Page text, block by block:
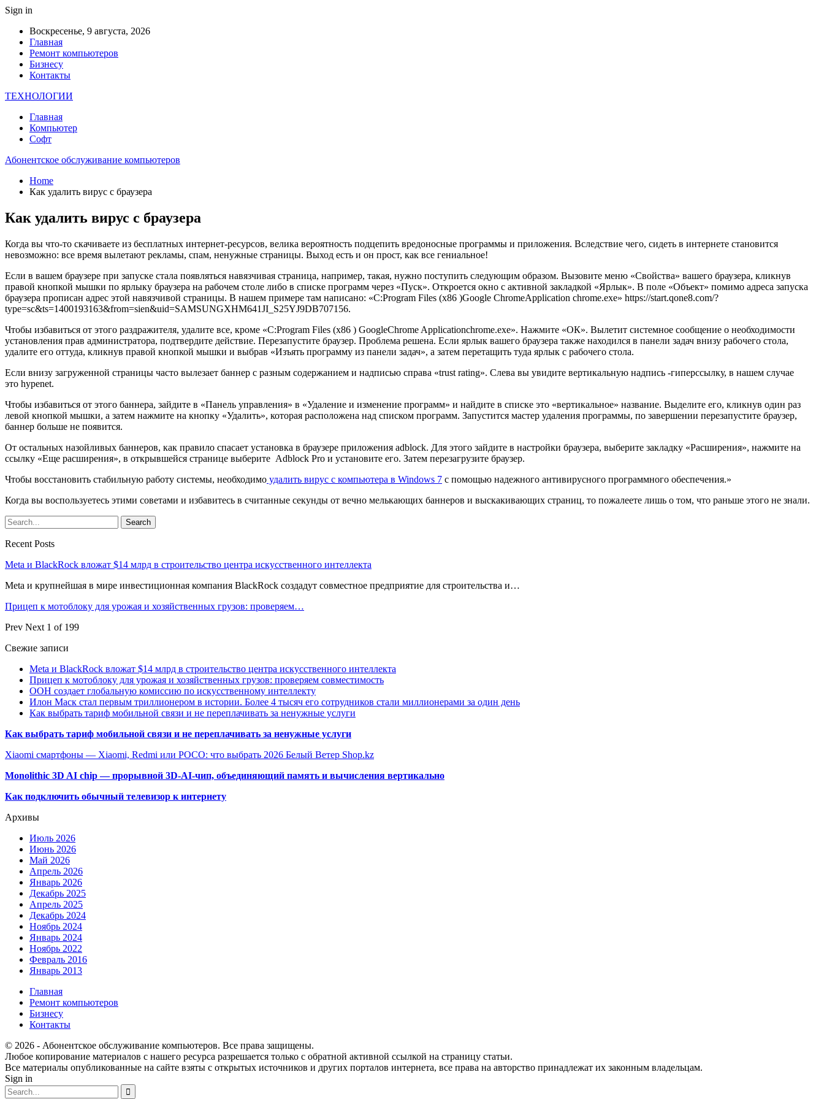
Sign in
Воскресенье, 9 августа, 2026
Главная
Ремонт компьютеров
Бизнесу
Контакты
ТЕХНОЛОГИИ
Главная
Компьютер
Софт
Абонентское обслуживание компьютеров
Home
Как удалить вирус с браузера
Как удалить вирус с браузера
Когда вы что-то скачиваете из бесплатных интернет-ресурсов, велика вероятность подцепить вредоносные программы и приложения. Вследствие чего, сидеть в интернете становится
невозможно: все время вылетают рекламы, спам, ненужные страницы. Выход есть и он прост, как все гениальное!
Если в вашем браузере при запуске стала появляться навязчивая страница, например, такая, нужно поступить следующим образом. Вызовите меню «Свойства» вашего браузера, кликнув
правой кнопкой мышки по ярлыку браузера на рабочем столе либо в списке программ через «Пуск». Откроется окно с активной закладкой «Ярлык». В поле «Объект» помимо адреса запуска
браузера прописан адрес этой навязчивой страницы. В нашем примере там написано: «C:Program Files (x86 )Google ChromeApplication chrome.exe» https://start.qone8.com/?
type=sc&ts=1400193163&from=sien&uid=SAMSUNGXHM641JI_S25YJ9DB707156.
Чтобы избавиться от этого раздражителя, удалите все, кроме «C:Program Files (x86 ) GoogleChrome Applicationchrome.exe». Нажмите «ОК». Вылетит системное сообщение о необходимости
установления прав администратора, подтвердите действие. Перезапустите браузер. Проблема решена. Если ярлык вашего браузера также находился в панели задач внизу рабочего стола,
удалите его оттуда, кликнув правой кнопкой мышки и выбрав «Изъять программу из панели задач», а затем перетащить туда ярлык с рабочего стола.
Если внизу загруженной страницы часто вылезает баннер с разным содержанием и надписью справа «trust rating». Слева вы увидите вертикальную надпись -гиперссылку, в нашем случае
это hypenet.
Чтобы избавиться от этого баннера, зайдите в «Панель управления» в «Удаление и изменение программ» и найдите в списке это «вертикальное» название. Выделите его, кликнув один раз
левой кнопкой мышки, а затем нажмите на кнопку «Удалить», которая расположена над списком программ. Запустится мастер удаления программы, по завершении перезапустите браузер,
баннер больше не появится.
От остальных назойливых баннеров, как правило спасает установка в браузере приложения adblock. Для этого зайдите в настройки браузера, выберите закладку «Расширения», нажмите на
ссылку «Еще расширения», в открывшейся странице выберите Adblock Pro и установите его. Затем перезагрузите браузер.
Чтобы восстановить стабильную работу системы, необходимо удалить вирус с компьютера в Windows 7 с помощью надежного антивирусного программного обеспечения.»
Когда вы воспользуетесь этими советами и избавитесь в считанные секунды от вечно мелькающих баннеров и выскакивающих страниц, то пожалеете лишь о том, что раньше этого не знали.
Recent Posts
Meta и BlackRock вложат $14 млрд в строительство центра искусственного интеллекта
Meta и крупнейшая в мире инвестиционная компания BlackRock создадут совместное предприятие для строительства и…
Прицеп к мотоблоку для урожая и хозяйственных грузов: проверяем…
Prev Next 1 of 199
Свежие записи
Meta и BlackRock вложат $14 млрд в строительство центра искусственного интеллекта
Прицеп к мотоблоку для урожая и хозяйственных грузов: проверяем совместимость
ООН создает глобальную комиссию по искусственному интеллекту
Илон Маск стал первым триллионером в истории. Более 4 тысяч его сотрудников стали миллионерами за один день
Как выбрать тариф мобильной связи и не переплачивать за ненужные услуги
Как выбрать тариф мобильной связи и не переплачивать за ненужные услуги
Xiaomi смартфоны — Xiaomi, Redmi или POCO: что выбрать 2026 Белый Ветер Shop.kz
Monolithic 3D AI chip — прорывной 3D-AI-чип, объединяющий память и вычисления вертикально
Как подключить обычный телевизор к интернету
Архивы
Июль 2026
Июнь 2026
Май 2026
Апрель 2026
Январь 2026
Декабрь 2025
Апрель 2025
Декабрь 2024
Ноябрь 2024
Январь 2024
Ноябрь 2022
Февраль 2016
Январь 2013
Главная
Ремонт компьютеров
Бизнесу
Контакты
© 2026 - Абонентское обслуживание компьютеров. Все права защищены.
Любое копирование материалов с нашего ресурса разрешается только с обратной активной ссылкой на страницу статьи.
Все материалы опубликованные на сайте взяты с открытых источников и других порталов интернета, все права на авторство принадлежат их законным владельцам.
Sign in